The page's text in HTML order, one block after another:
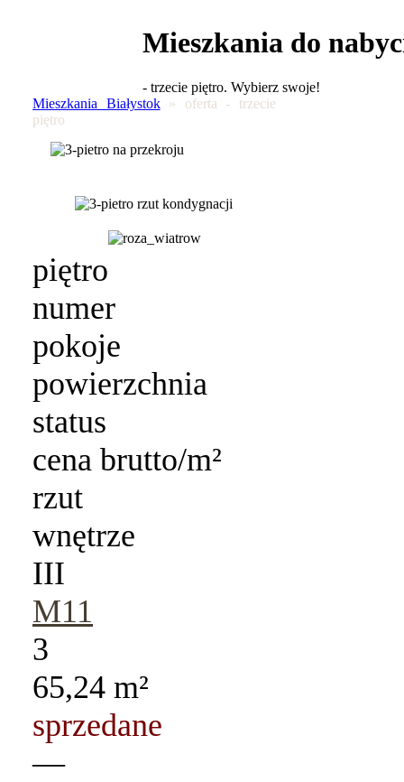
Mieszkania do
- trzecie piętro. Wybierz swoje!
Mieszkania Białystok» oferta - trzecie
piętro
piętro
numer
pokoje
powierzchnia
status
cena brutto/m²
rzut
wnętrze
III
M11
3
65,24 m²
sprzedane
—